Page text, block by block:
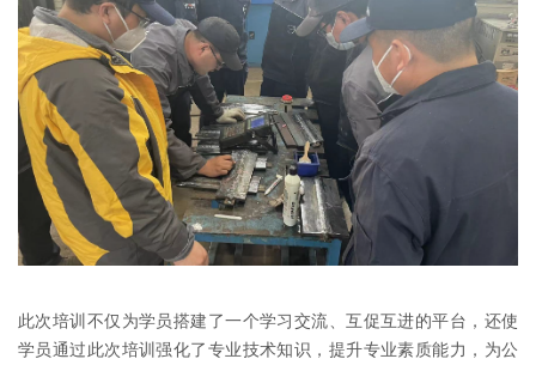
此次培训不仅为学员搭建了一个学习交流、互促互进的平台，还使
学员通过此次培训强化了专业技术知识，提升专业素质能力，为公